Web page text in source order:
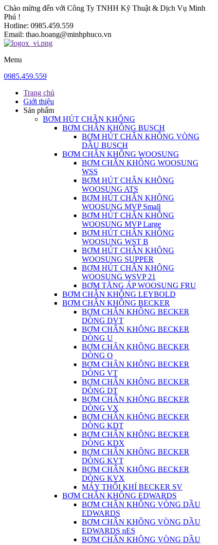
Chào mừng đến với Công Ty TNHH Kỹ Thuật & Dịch Vụ Minh
Phú !
Hotline: 0985.459.559
Email: thao.hoang@minhphuco.vn
Menu
0985.459.559
Trang chủ
Giới thiệu
Sản phẩm
BƠM HÚT CHÂN KHÔNG
BƠM CHÂN KHÔNG BUSCH
BƠM HÚT CHÂN KHÔNG VÒNG
DẦU BUSCH
BƠM CHÂN KHÔNG WOOSUNG
BƠM CHÂN KHÔNG WOOSUNG
WSS
BƠM HÚT CHÂN KHÔNG
WOOSUNG ATS
BƠM HÚT CHÂN KHÔNG
WOOSUNG MVP Small
BƠM HÚT CHÂN KHÔNG
WOOSUNG MVP Large
BƠM HÚT CHÂN KHÔNG
WOOSUNG WST B
BƠM HÚT CHÂN KHÔNG
WOOSUNG SUPPER
BƠM HÚT CHÂN KHÔNG
WOOSUNG WSVP 21
BƠM TĂNG ÁP WOOSUNG FRU
BƠM CHÂN KHÔNG LEYBOLD
BƠM CHÂN KHÔNG BECKER
BƠM CHÂN KHÔNG BECKER
DÒNG DVT
BƠM CHÂN KHÔNG BECKER
DÒNG U
BƠM CHÂN KHÔNG BECKER
DÒNG O
BƠM CHÂN KHÔNG BECKER
DÒNG VT
BƠM CHÂN KHÔNG BECKER
DÒNG DT
BƠM CHÂN KHÔNG BECKER
DÒNG VX
BƠM CHÂN KHÔNG BECKER
DÒNG KDT
BƠM CHÂN KHÔNG BECKER
DÒNG KDX
BƠM CHÂN KHÔNG BECKER
DÒNG KVT
BƠM CHÂN KHÔNG BECKER
DÒNG KVX
MÁY THỔI KHÍ BECKER SV
BƠM CHÂN KHÔNG EDWARDS
BƠM CHÂN KHÔNG VÒNG DẦU
EDWARDS
BƠM CHÂN KHÔNG VÒNG DẦU
EDWARDS nES
BƠM CHÂN KHÔNG VÒNG DẦU